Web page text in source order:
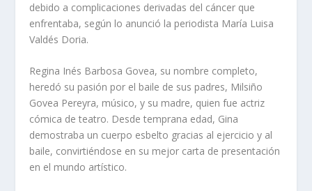
debido a complicaciones derivadas del cáncer que
enfrentaba, según lo anunció la periodista María Luisa
Valdés Doria.
Regina Inés Barbosa Govea, su nombre completo,
heredó su pasión por el baile de sus padres, Milsiño
Govea Pereyra, músico, y su madre, quien fue actriz
cómica de teatro. Desde temprana edad, Gina
demostraba un cuerpo esbelto gracias al ejercicio y al
baile, convirtiéndose en su mejor carta de presentación
en el mundo artístico.